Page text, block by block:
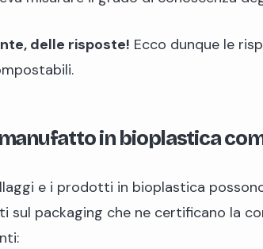
delle risposte! Ecco dunque le
in bioplastica
e i prodotti in bioplastica
sul packaging che ne certificano la